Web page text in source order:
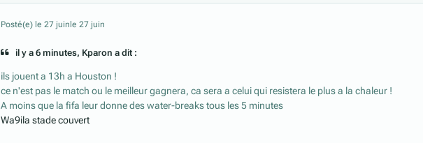
Posté(e) le 27 juin le 27 juin
il y a 6 minutes, Kparon a dit :
ils jouent a 13h a Houston !
ce n'est pas le match ou le meilleur gagnera, ca sera a celui qui resistera le plus a la chaleur !
A moins que la fifa leur donne des water-breaks tous les 5 minutes
Wa9ila stade couvert